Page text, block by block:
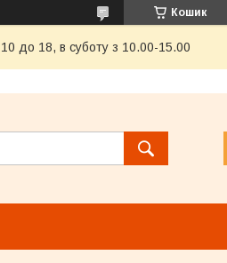
Кошик
до 18, в суботу з 10.00-15.00